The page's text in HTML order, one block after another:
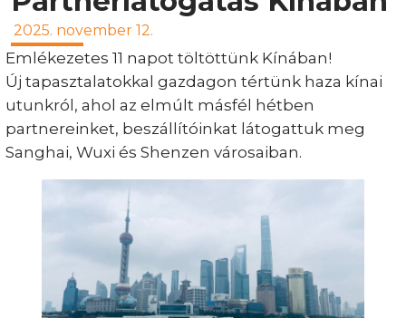
2025. november 12.
Emlékezetes 11 napot töltöttünk Kínában!
Új tapasztalatokkal gazdagon tértünk haza kínai
utunkról, ahol az elmúlt másfél hétben
partnereinket, beszállítóinkat látogattuk meg
Sanghai, Wuxi és Shenzen városaiban.